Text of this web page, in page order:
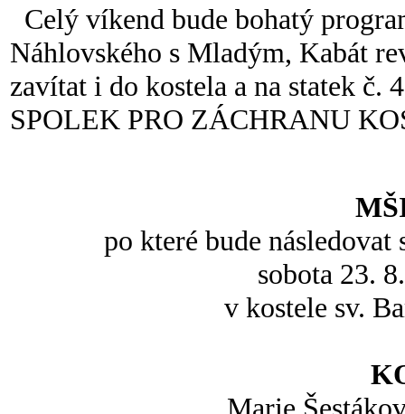
Celý víkend bude bohatý
Náhlovského s Mladým, Kabát
zavítat i do kostela a na statek č.
SPOLEK PRO ZÁCHRANU
po které bude
sobota 23.
v kostele sv.